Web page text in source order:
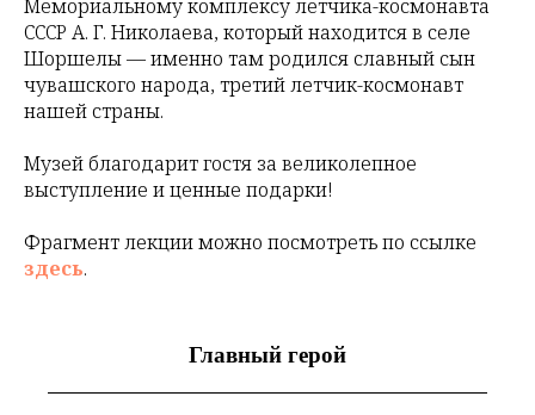
Мемориальному комплексу летчика-космонавта
СССР А. Г. Николаева, который находится в селе
Шоршелы — именно там родился славный сын
чувашского народа, третий летчик-космонавт
нашей страны.
Музей благодарит гостя за великолепное
выступление и ценные подарки!
Фрагмент лекции можно посмотреть по ссылке
здесь.
Главный герой